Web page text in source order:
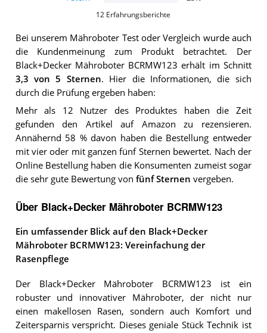
12 Erfahrungsberichte
Bei unserem Mähroboter Test oder Vergleich wurde auch
die Kundenmeinung zum Produkt betrachtet.
Der
Black+Decker Mähroboter BCRMW123 erhält im Schnitt
3,3 von 5 Sternen. Hier die Informationen, die sich
durch die Prüfung ergeben haben:
Mehr als 12 Nutzer des Produktes haben die Zeit
gefunden den Artikel auf Amazon zu rezensieren.
Annähernd 58 % davon haben die Bestellung entweder
mit vier oder mit ganzen fünf Sternen bewertet. Nach der
Online Bestellung haben die Konsumenten zumeist sogar
die sehr gute Bewertung von fünf Sternen vergeben.
Über Black+Decker Mähroboter BCRMW123
Ein umfassender Blick auf den Black+Decker
Mähroboter BCRMW123: Vereinfachung der
Rasenpflege
Der Black+Decker Mähroboter BCRMW123 ist ein
robuster und innovativer Mähroboter, der nicht nur
einen makellosen Rasen, sondern auch Komfort und
Zeitersparnis verspricht. Dieses geniale Stück Technik ist